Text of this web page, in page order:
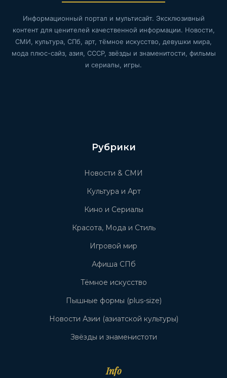
Информационный портал и мультисайт. Эксклюзивный
контент для ценителей качественной информации. Новости,
СМИ, культура, СПб, арт, тёмное искусство, девушки мира,
мода плюс-сайз, азия, СССР, звёзды и знаменитости, фильмы
и сериалы, игры.
Рубрики
Новости & СМИ
Культура и Арт
Кино и Сериалы
Красота, Мода и Стиль
Игровой мир
Афиша СПб
Тёмное искусство
Пышные формы (plus-size)
Новости Азии (азиатской культуры)
Звёзды и знаменистоти
Info